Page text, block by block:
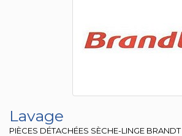
Lavage
PIÈCES DÉTACHÉES SÈCHE-LINGE BRANDT